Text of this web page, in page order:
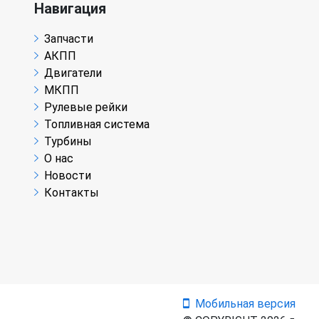
Навигация
Запчасти
АКПП
Двигатели
МКПП
Рулевые рейки
Топливная система
Турбины
О нас
Новости
Контакты
Мобильная версия